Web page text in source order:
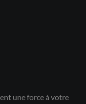
une force à votre